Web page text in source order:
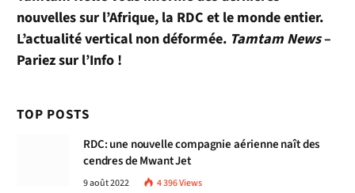
nouvelles sur l’Afrique, la RDC et le monde entier.
L’actualité vertical non déformée. Tamtam News–
Pariez sur l’Info !
TOP POSTS
RDC: une nouvelle compagnie aérienne naît des
cendres de Mwant Jet
9 août 2022 4 396Views